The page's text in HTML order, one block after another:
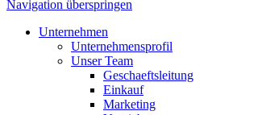
Navigation überspringen
Unternehmen
Unternehmensprofil
Unser Team
Geschaeftsleitung
Einkauf
Marketing